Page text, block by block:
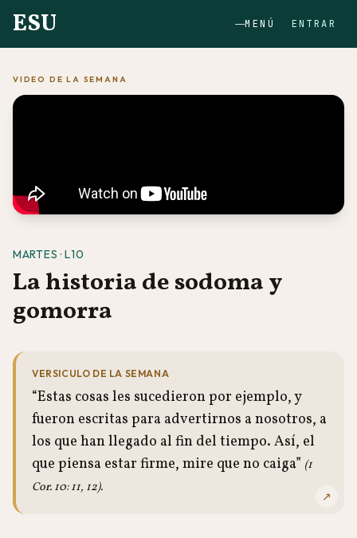
ESU MENÚ ENTRAR
VIDEO DE LA SEMANA
MARTES · L10
La historia de sodoma y
gomorra
VERSICULO DE LA SEMANA
“Estas cosas les sucedieron por ejemplo, y
fueron escritas para advertirnos a nosotros, a
los que han llegado al fin del tiempo. Así, el
que piensa estar firme, mire que no caiga” (1
Cor. 10: 11, 12).
↗